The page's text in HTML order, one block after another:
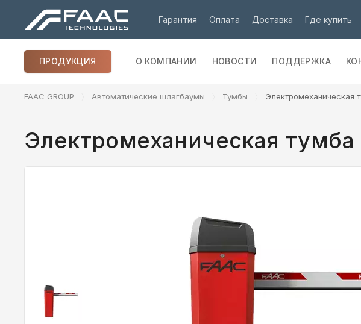
Гарантия Оплата Доставка Где купить
ПРОДУКЦИЯ О КОМПАНИИ НОВОСТИ ПОДДЕРЖКА
FAAC GROUP Автоматические шлагбаумы Тумбы Электромеханическая
Электромеханическая тумба